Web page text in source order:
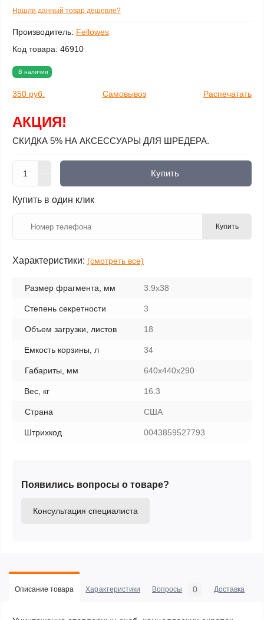
Производитель: Fellowes
Код товара: 46910
В наличии
350 руб. Самовывоз Распечатать
Нашли данный товар дешевле?
АКЦИЯ!
СКИДКА 5% НА АКСЕССУАРЫ ДЛЯ ШРЕДЕРА.
Купить
Купить в один клик
Купить
Характеристики: (смотреть все)
Размер фрагмента, мм 3.9x38
Степень секретности 3
Объем загрузки, листов 18
Емкость корзины, л 34
Габариты, мм 640x440x290
Вес, кг 16.3
Страна США
Штрихкод 0043859527793
Появились вопросы о товаре?
Консультация специалиста
Описание товара Характеристики Вопросы 0 Доставка